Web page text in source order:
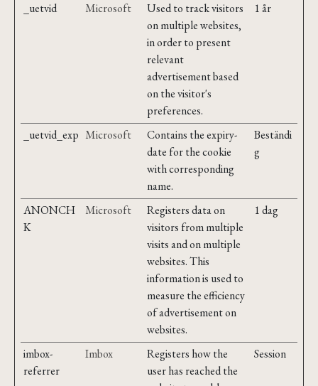
_uetvid Microsoft
Used to track visitors
on multiple websites,
in order to present
relevant
advertisement based
on the visitor's
preferences.
1 år
_uetvid_exp Microsoft
Contains the expiry-
date for the cookie
with corresponding
name.
Beständi
g
ANONCH
K
Microsoft
Registers data on
visitors from multiple
visits and on multiple
websites. This
information is used to
measure the efficiency
of advertisement on
websites.
1 dag
imbox-
referrer
Imbox
Registers how the
user has reached the
Session